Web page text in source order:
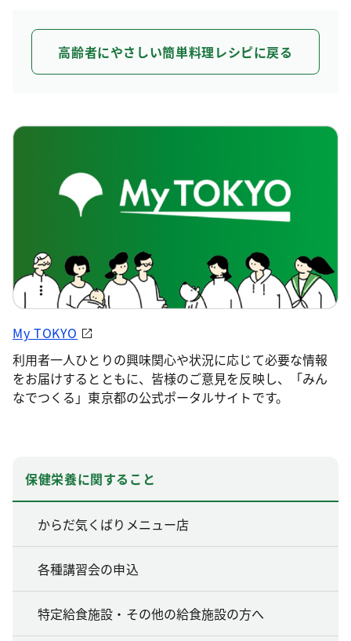
高齢者にやさしい簡単料理レシピに戻る
My TOKYO
利用者一人ひとりの興味関心や状況に応じて必要な情報
をお届けするとともに、皆様のご意見を反映し、「みん
なでつくる」東京都の公式ポータルサイトです。
保健栄養に関すること
からだ気くばりメニュー店
各種講習会の申込
特定給食施設・その他の給食施設の方へ